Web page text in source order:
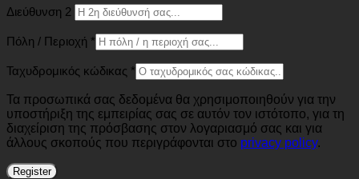
Διεύθυνση 2
Πόλη / Περιοχή *
Ταχυδρομικός κώδικας *
Τα προσωπικά σας δεδομένα θα χρησιμοποιηθούν για την
υποστήριξη της εμπειρίας σας σε αυτόν τον ιστότοπο, για τη
διαχείριση της πρόσβασης στον λογαριασμό σας και για
άλλους σκοπούς που περιγράφονται στο privacy policy.
Register